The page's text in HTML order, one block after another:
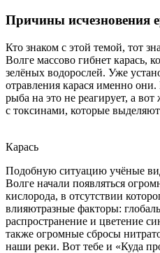
Причины исчезновения
Кто знаком с этой темой, тот
Волге массово гибнет карась,
зелёных водорослей. Уже
отравления карася именно
рыба на это не реагирует, а
с токсинами, которые
Карась
Подобную ситуацию учёные
Волге начали появляться
кислорода, в отсутствии
влияютразные факторы:
распространение и цветение
также огромные сбросы
наши реки. Вот тебе и «Куда